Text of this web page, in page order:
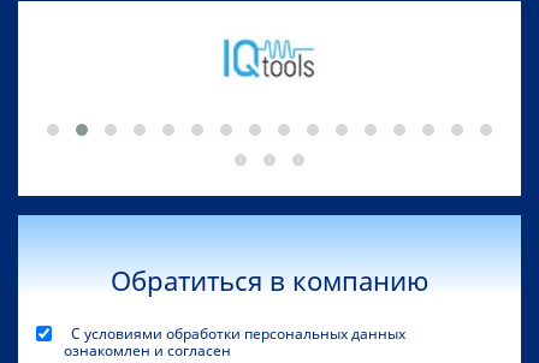
Обратиться в компанию
С условиями обработки персональных данных
ознакомлен и согласен